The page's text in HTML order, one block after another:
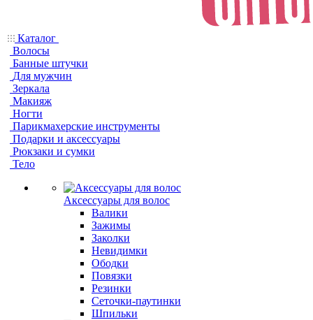
Каталог
Волосы
Банные штучки
Для мужчин
Зеркала
Макияж
Ногти
Парикмахерские инструменты
Подарки и аксессуары
Рюкзаки и сумки
Тело
Аксессуары для волос
Валики
Зажимы
Заколки
Невидимки
Ободки
Повязки
Резинки
Сеточки-паутинки
Шпильки